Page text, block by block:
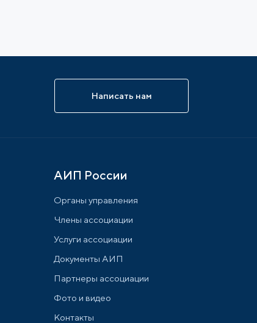
Написать нам
АИП России
Органы управления
Члены ассоциации
Услуги ассоциации
Документы АИП
Партнеры ассоциации
Фото и видео
Контакты